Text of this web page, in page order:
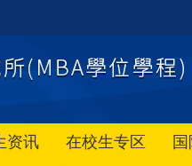
资讯 在校生专区